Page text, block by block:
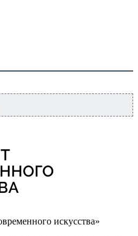
искусства»